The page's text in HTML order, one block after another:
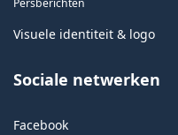
Persberichten
Visuele identiteit & logo
Sociale netwerken
Facebook